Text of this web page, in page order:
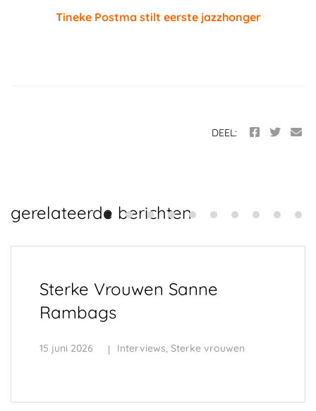
Tineke Postma stilt eerste jazzhonger
DEEL:
gerelateerde berichten
Sterke Vrouwen Sanne
Rambags
15 juni 2026 Interviews, Sterke vrouwen